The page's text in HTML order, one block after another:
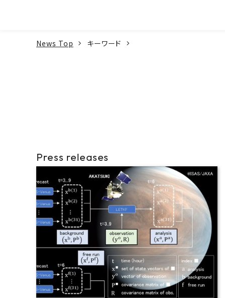
News Top キーワード
Press releases